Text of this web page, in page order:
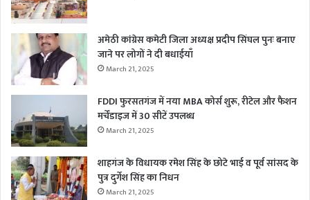
अमेठी कांग्रेस कमेटी जिला अध्यक्ष प्रदीप सिंघल पुनः बनाए
जाने पर लोगों ने दी बधाईयाँ
March 21, 2025
FDDI फुरसतगंज में नया MBA कोर्स शुरू, रीटेल और फैशन
मर्चेंडाइज में 30 सीटें उपलब्ध
March 21, 2025
शाहगंज के विधायक रमेश सिंह के छोटे भाई व पूर्व सांसद के
पुत्र दुर्गेश सिंह का निधन
March 21, 2025